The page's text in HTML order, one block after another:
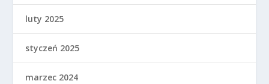
luty 2025
styczeń 2025
marzec 2024